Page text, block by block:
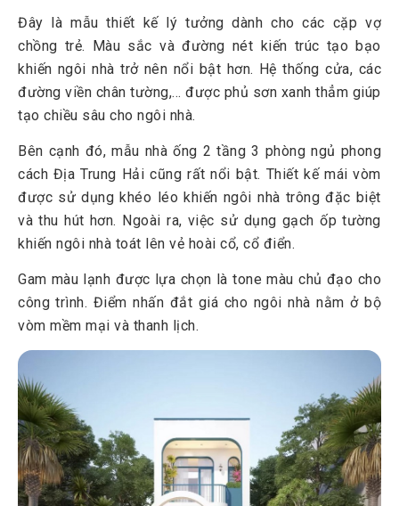
Đây là mẫu thiết kế lý tưởng dành cho các cặp vợ
chồng trẻ. Màu sắc và đường nét kiến trúc tạo bạo
khiến ngôi nhà trở nên nổi bật hơn. Hệ thống cửa, các
đường viền chân tường,... được phủ sơn xanh thẳm giúp
tạo chiều sâu cho ngôi nhà.
Bên cạnh đó, mẫu nhà ống 2 tầng 3 phòng ngủ phong
cách Địa Trung Hải cũng rất nổi bật. Thiết kế mái vòm
được sử dụng khéo léo khiến ngôi nhà trông đặc biệt
và thu hút hơn. Ngoài ra, việc sử dụng gạch ốp tường
khiến ngôi nhà toát lên vẻ hoài cổ, cổ điển.
Gam màu lạnh được lựa chọn là tone màu chủ đạo cho
công trình. Điểm nhấn đắt giá cho ngôi nhà nằm ở bộ
vòm mềm mại và thanh lịch.